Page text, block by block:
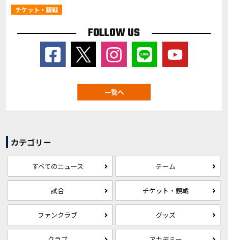
チケット・観戦
FOLLOW US
一覧へ
カテゴリー
すべてのニュース チーム
試合 チケット・観戦
ファンクラブ グッズ